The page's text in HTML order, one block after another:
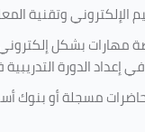
وتقنية
مهارات بشكل
إعداد الدورة
مسجلة أو بنوك